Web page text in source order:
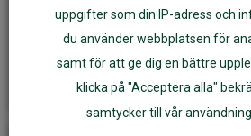
169kr
Läs mer
uppgifter som din IP-adress och
du använder webbplatsen för
samt för att ge dig en bättre
klicka på "Acceptera alla"
samtycker till vår användning